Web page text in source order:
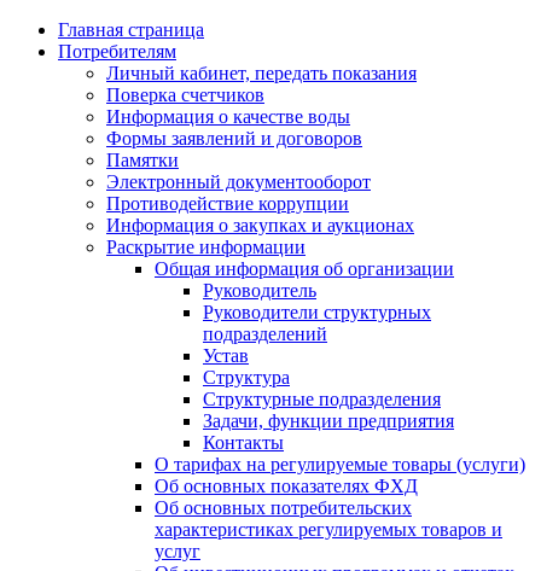
Главная страница
Потребителям
Личный кабинет, передать показания
Поверка счетчиков
Информация о качестве воды
Формы заявлений и договоров
Памятки
Электронный документооборот
Противодействие коррупции
Информация о закупках и аукционах
Раскрытие информации
Общая информация об организации
Руководитель
Руководители структурных
подразделений
Устав
Структура
Структурные подразделения
Задачи, функции предприятия
Контакты
О тарифах на регулируемые товары (услуги)
Об основных показателях ФХД
Об основных потребительских
характеристиках регулируемых товаров и
услуг